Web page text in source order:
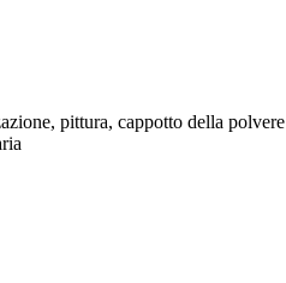
pittura, cappotto della polvere